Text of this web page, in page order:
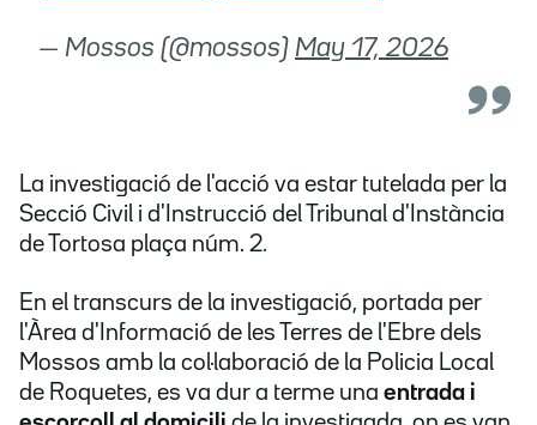
— Mossos (@mossos) May 17, 2026
La investigació de l'acció va estar tutelada per la
Secció Civil i d'Instrucció del Tribunal d'Instància
de Tortosa plaça núm. 2.
En el transcurs de la investigació, portada per
l'Àrea d'Informació de les Terres de l'Ebre dels
Mossos amb la col·laboració de la Policia Local
de Roquetes, es va dur a terme una entrada i